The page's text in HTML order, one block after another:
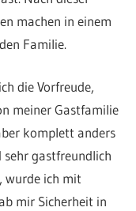
machen in einem
Familie.
die Vorfreude,
meiner Gastfamilie
komplett anders
sehr gastfreundlich
wurde ich mit
mir Sicherheit in